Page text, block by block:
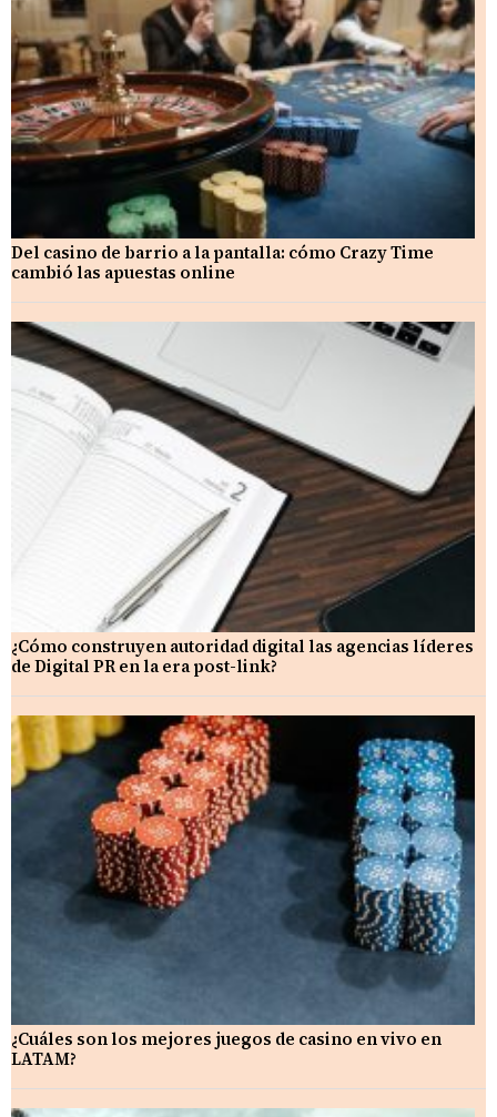
Del casino de barrio a la pantalla: cómo Crazy Time
cambió las apuestas online
¿Cómo construyen autoridad digital las agencias líderes
de Digital PR en la era post-link?
¿Cuáles son los mejores juegos de casino en vivo en
LATAM?